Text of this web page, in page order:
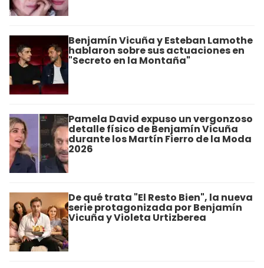
Benjamín Vicuña y Esteban Lamothe
hablaron sobre sus actuaciones en
"Secreto en la Montaña"
Pamela David expuso un vergonzoso
detalle físico de Benjamín Vicuña
durante los Martín Fierro de la Moda
2026
De qué trata "El Resto Bien", la nueva
serie protagonizada por Benjamín
Vicuña y Violeta Urtizberea